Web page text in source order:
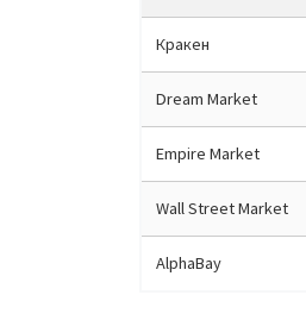
Кракен
Dream Market
Empire Market
Wall Street Market
AlphaBay